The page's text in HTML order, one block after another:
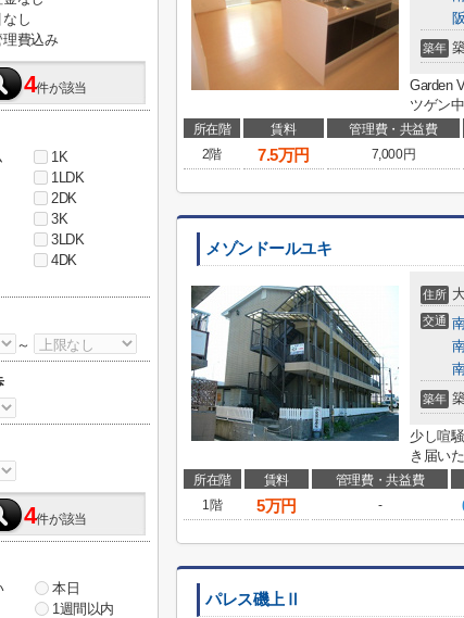
築年
Garden
ツゲン
所在階 賃料 管理費・共益費
2階
7.5万円 7,000円
メゾンドールユキ
住所
交通
築年
少し喧
き届い
所在階 賃料 管理費・共益費
1階
5万円 -
パレス磯上Ⅱ
し
費込み
4件が該当
1K
1LDK
2DK
3K
3LDK
4DK
～
4件が該当
本日
1週間以内